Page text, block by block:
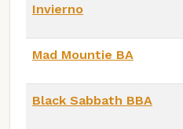
Invierno
Mad Mountie BA
Black Sabbath BBA